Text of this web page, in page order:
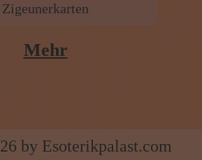
Zigeunerkarten
Mehr
by Esoterikpalast.com